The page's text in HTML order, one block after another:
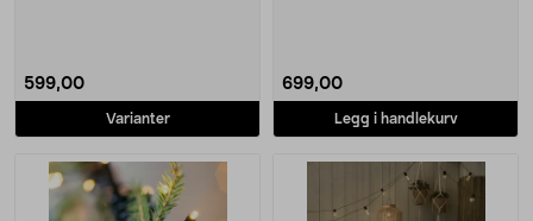
599,00
Varianter
699,00
Legg i handlekurv